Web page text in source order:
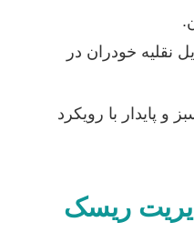
نقلیه خودران در
و پایدار با رویکرد
ریسک